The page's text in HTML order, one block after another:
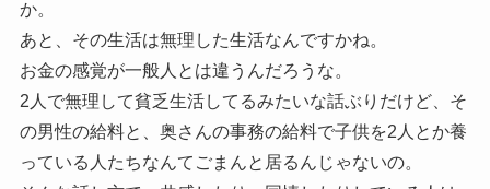
か。
あと、その生活は無理した生活なんですかね。
お金の感覚が一般人とは違うんだろうな。
2人で無理して貧乏生活してるみたいな話ぶりだけど、そ
の男性の給料と、奥さんの事務の給料で子供を2人とか養
っている人たちなんてごまんと居るんじゃないの。